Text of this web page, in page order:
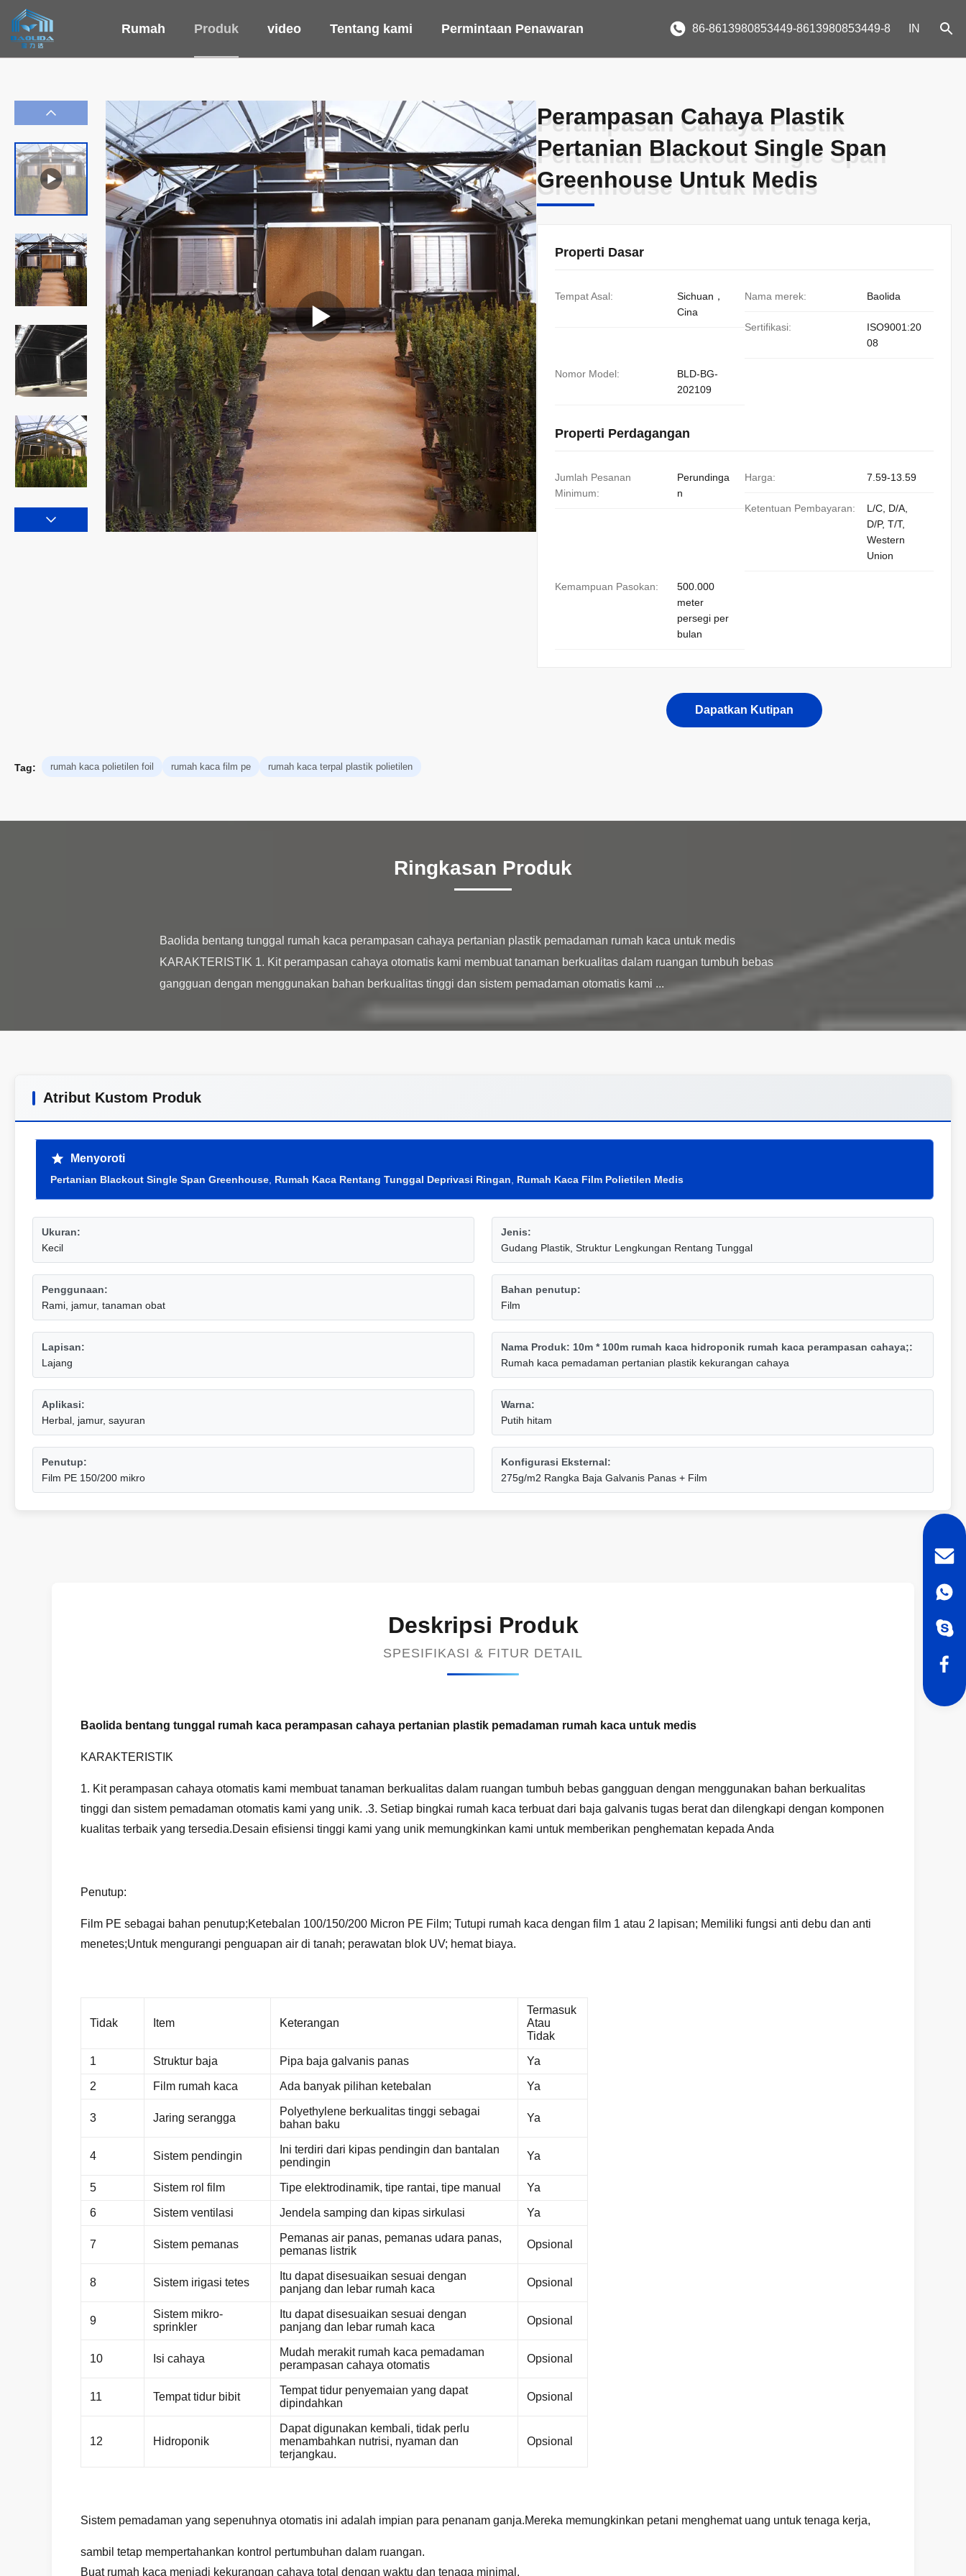
Rumah Produk video Tentang kami Permintaan Penawaran 86-8613980853449-8613980853449-8 IN
Perampasan Cahaya Plastik
Pertanian Blackout Single Span
Greenhouse Untuk Medis
Perampasan Cahaya Plastik
Pertanian Blackout Single Span
Greenhouse Untuk Medis
Properti Dasar
Tempat Asal:
Sichuan，
Cina
Nama merek: Baolida
Sertifikasi:
ISO9001:20
08
Nomor Model:
BLD-BG-
202109
Properti Perdagangan
Jumlah Pesanan
Minimum:
Perundinga
n
Harga: 7.59-13.59
Ketentuan Pembayaran:
L/C, D/A,
D/P, T/T,
Western
Union
Kemampuan Pasokan:
500.000
meter
persegi per
bulan
Dapatkan Kutipan
Tag: rumah kaca polietilen foil rumah kaca film pe rumah kaca terpal plastik polietilen
Ringkasan Produk
Baolida bentang tunggal rumah kaca perampasan cahaya pertanian plastik pemadaman rumah kaca untuk medis
KARAKTERISTIK 1. Kit perampasan cahaya otomatis kami membuat tanaman berkualitas dalam ruangan tumbuh bebas
Atribut Kustom Produk
Menyoroti
Pertanian Blackout Single Span Greenhouse Rumah Kaca Rentang Tunggal Deprivasi Ringan Rumah Kaca Film Polietilen Medis
Ukuran:
Kecil
Jenis:
Gudang Plastik, Struktur Lengkungan Rentang Tunggal
Penggunaan:
Rami, jamur, tanaman obat
Bahan penutup:
Film
Lapisan:
Lajang
Nama Produk: 10m * 100m rumah kaca hidroponik rumah kaca perampasan cahaya;:
Rumah kaca pemadaman pertanian plastik kekurangan cahaya
Aplikasi:
Herbal, jamur, sayuran
Warna:
Putih hitam
Penutup:
Film PE 150/200 mikro
Konfigurasi Eksternal:
275g/m2 Rangka Baja Galvanis Panas + Film
Deskripsi Produk
SPESIFIKASI & FITUR DETAIL
Baolida bentang tunggal rumah kaca perampasan cahaya pertanian plastik pemadaman rumah kaca untuk medis
KARAKTERISTIK
1. Kit perampasan cahaya otomatis kami membuat tanaman berkualitas dalam ruangan tumbuh bebas gangguan dengan menggunakan bahan berkualitas
tinggi dan sistem pemadaman otomatis kami yang unik. .3. Setiap bingkai rumah kaca terbuat dari baja galvanis tugas berat dan dilengkapi dengan komponen
kualitas terbaik yang tersedia.Desain efisiensi tinggi kami yang unik memungkinkan kami untuk memberikan penghematan kepada Anda
Penutup:
Film PE sebagai bahan penutup;Ketebalan 100/150/200 Micron PE Film; Tutupi rumah kaca dengan film 1 atau 2 lapisan; Memiliki fungsi anti debu dan anti
menetes;Untuk mengurangi penguapan air di tanah; perawatan blok UV; hemat biaya.
Tidak Item Keterangan
Termasuk
Atau
Tidak
1 Struktur baja Pipa baja galvanis panas Ya
2 Film rumah kaca Ada banyak pilihan ketebalan Ya
3 Jaring serangga
Polyethylene berkualitas tinggi sebagai
bahan baku
Ya
4 Sistem pendingin
Ini terdiri dari kipas pendingin dan bantalan
pendingin
Ya
5 Sistem rol film Tipe elektrodinamik, tipe rantai, tipe manual Ya
6 Sistem ventilasi Jendela samping dan kipas sirkulasi Ya
7 Sistem pemanas
Pemanas air panas, pemanas udara panas,
pemanas listrik
Opsional
8 Sistem irigasi tetes
Itu dapat disesuaikan sesuai dengan
panjang dan lebar rumah kaca
Opsional
9
Sistem mikro-
sprinkler
Itu dapat disesuaikan sesuai dengan
panjang dan lebar rumah kaca
Opsional
10 Isi cahaya
Mudah merakit rumah kaca pemadaman
perampasan cahaya otomatis
Opsional
11 Tempat tidur bibit
Tempat tidur penyemaian yang dapat
dipindahkan
Opsional
12 Hidroponik
Dapat digunakan kembali, tidak perlu
menambahkan nutrisi, nyaman dan
terjangkau.
Opsional
Sistem pemadaman yang sepenuhnya otomatis ini adalah impian para penanam ganja.Mereka memungkinkan petani menghemat uang untuk tenaga kerja,
sambil tetap mempertahankan kontrol pertumbuhan dalam ruangan.
Buat rumah kaca menjadi kekurangan cahaya total dengan waktu dan tenaga minimal.